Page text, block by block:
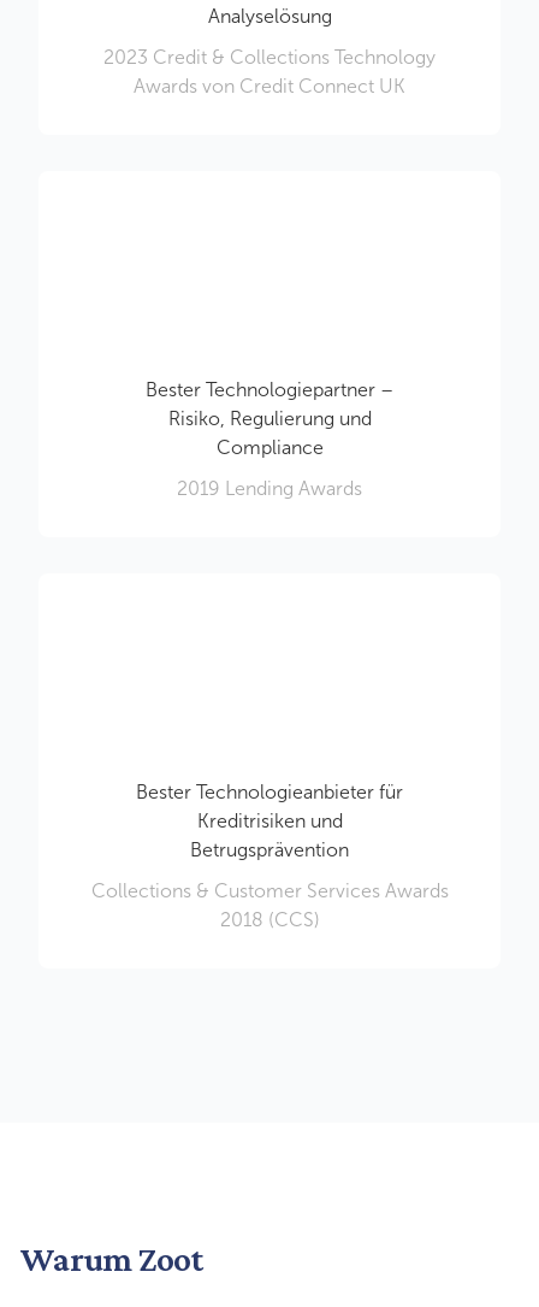
Analyselösung
2023 Credit & Collections Technology
Awards von Credit Connect UK
Bester Technologiepartner –
Risiko, Regulierung und
Compliance
2019 Lending Awards
Bester Technologieanbieter für
Kreditrisiken und
Betrugsprävention
Collections & Customer Services Awards
2018 (CCS)
Warum Zoot